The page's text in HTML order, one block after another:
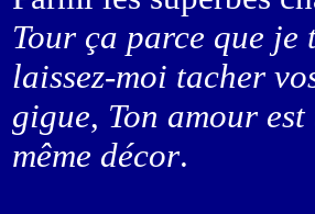
Tour ça parce que je
laissez-moi tacher
gigue, Ton amour
même décor.